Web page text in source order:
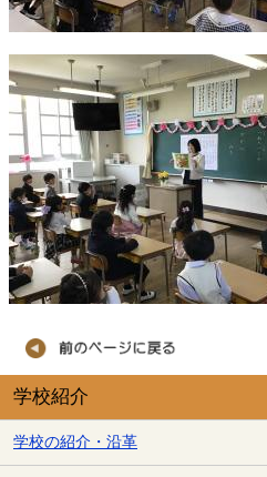
学校紹介
学校の紹介・沿革